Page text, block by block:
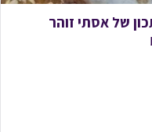
של אסתי זוהר